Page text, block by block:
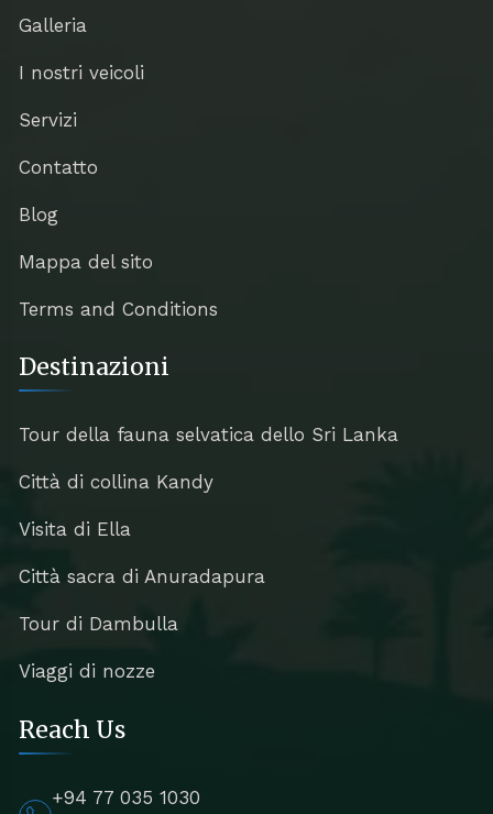
Galleria
I nostri veicoli
Servizi
Contatto
Blog
Mappa del sito
Terms and Conditions
Destinazioni
Tour della fauna selvatica dello Sri Lanka
Città di collina Kandy
Visita di Ella
Città sacra di Anuradapura
Tour di Dambulla
Viaggi di nozze
Reach Us
+94 77 035 1030